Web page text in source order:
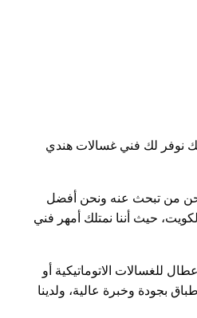
نوفر لك فني غسالات هندي
من تبحث عنه ونحن أفضل
حيث أننا نمتلك أمهر فني
للغسالات الاتوماتيكية أو
بجودة وخبرة عالية، ولدينا